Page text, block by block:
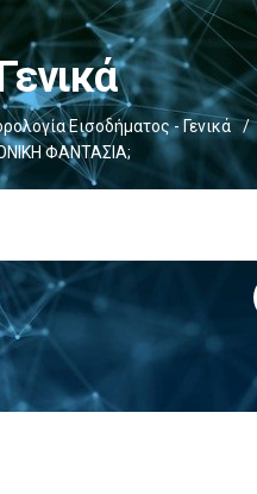
Εισοδήματος - Γενικά /
ΦΑΝΤΑΣΙΑ;